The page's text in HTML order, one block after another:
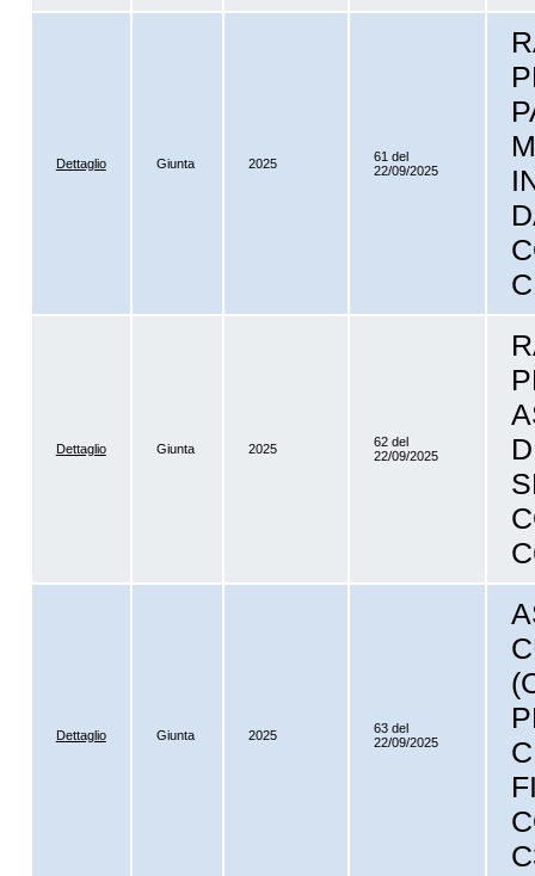
Dettaglio Giunta 2025
61 del
22/09/2025
Dettaglio Giunta 2025
62 del
22/09/2025
Dettaglio Giunta 2025
63 del
22/09/2025